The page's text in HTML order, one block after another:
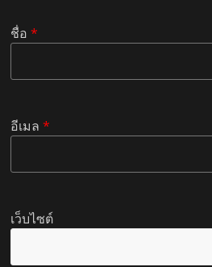
ชื่อ*
อีเมล*
เว็บไซต์